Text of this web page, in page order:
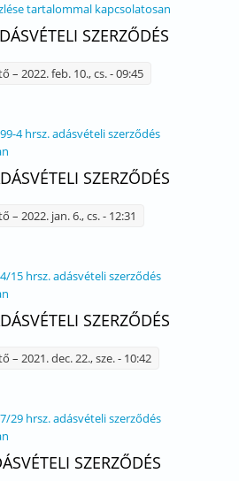
tartalommal kapcsolatosan
SZERZŐDÉS
– 2022. feb. 10., cs. - 09:45
4 hrsz. adásvételi szerződés
SZERZŐDÉS
– 2022. jan. 6., cs. - 12:31
15 hrsz. adásvételi szerződés
SZERZŐDÉS
– 2021. dec. 22., sze. - 10:42
29 hrsz. adásvételi szerződés
SZERZŐDÉS